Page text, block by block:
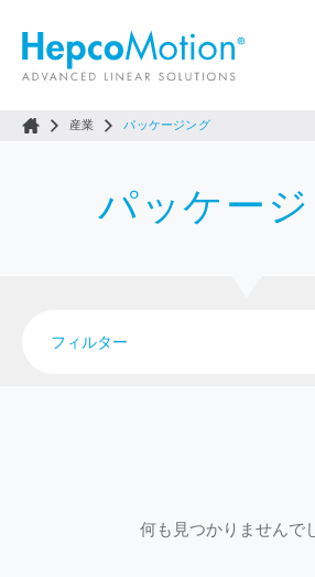
産業 パッケージング
パッケー
フィルター
何も見つかりませんで